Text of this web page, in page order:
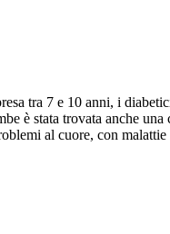
tra 7 e 10 anni, i
è stata trovata anche
al cuore, con malattie